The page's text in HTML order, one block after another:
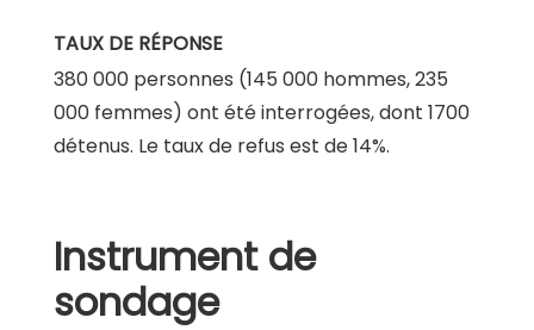
TAUX DE RÉPONSE
380 000 personnes (145 000 hommes, 235
000 femmes) ont été interrogées, dont 1700
détenus. Le taux de refus est de 14%.
Instrument de
sondage